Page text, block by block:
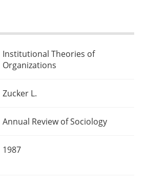
Institutional Theories of
Organizations
Zucker L.
Annual Review of Sociology
1987